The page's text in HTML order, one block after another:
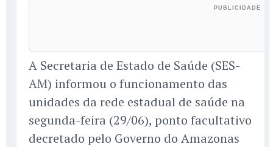
A Secretaria de Estado de Saúde (SES-
AM) informou o funcionamento das
unidades da rede estadual de saúde na
segunda-feira (29/06), ponto facultativo
decretado pelo Governo do Amazonas